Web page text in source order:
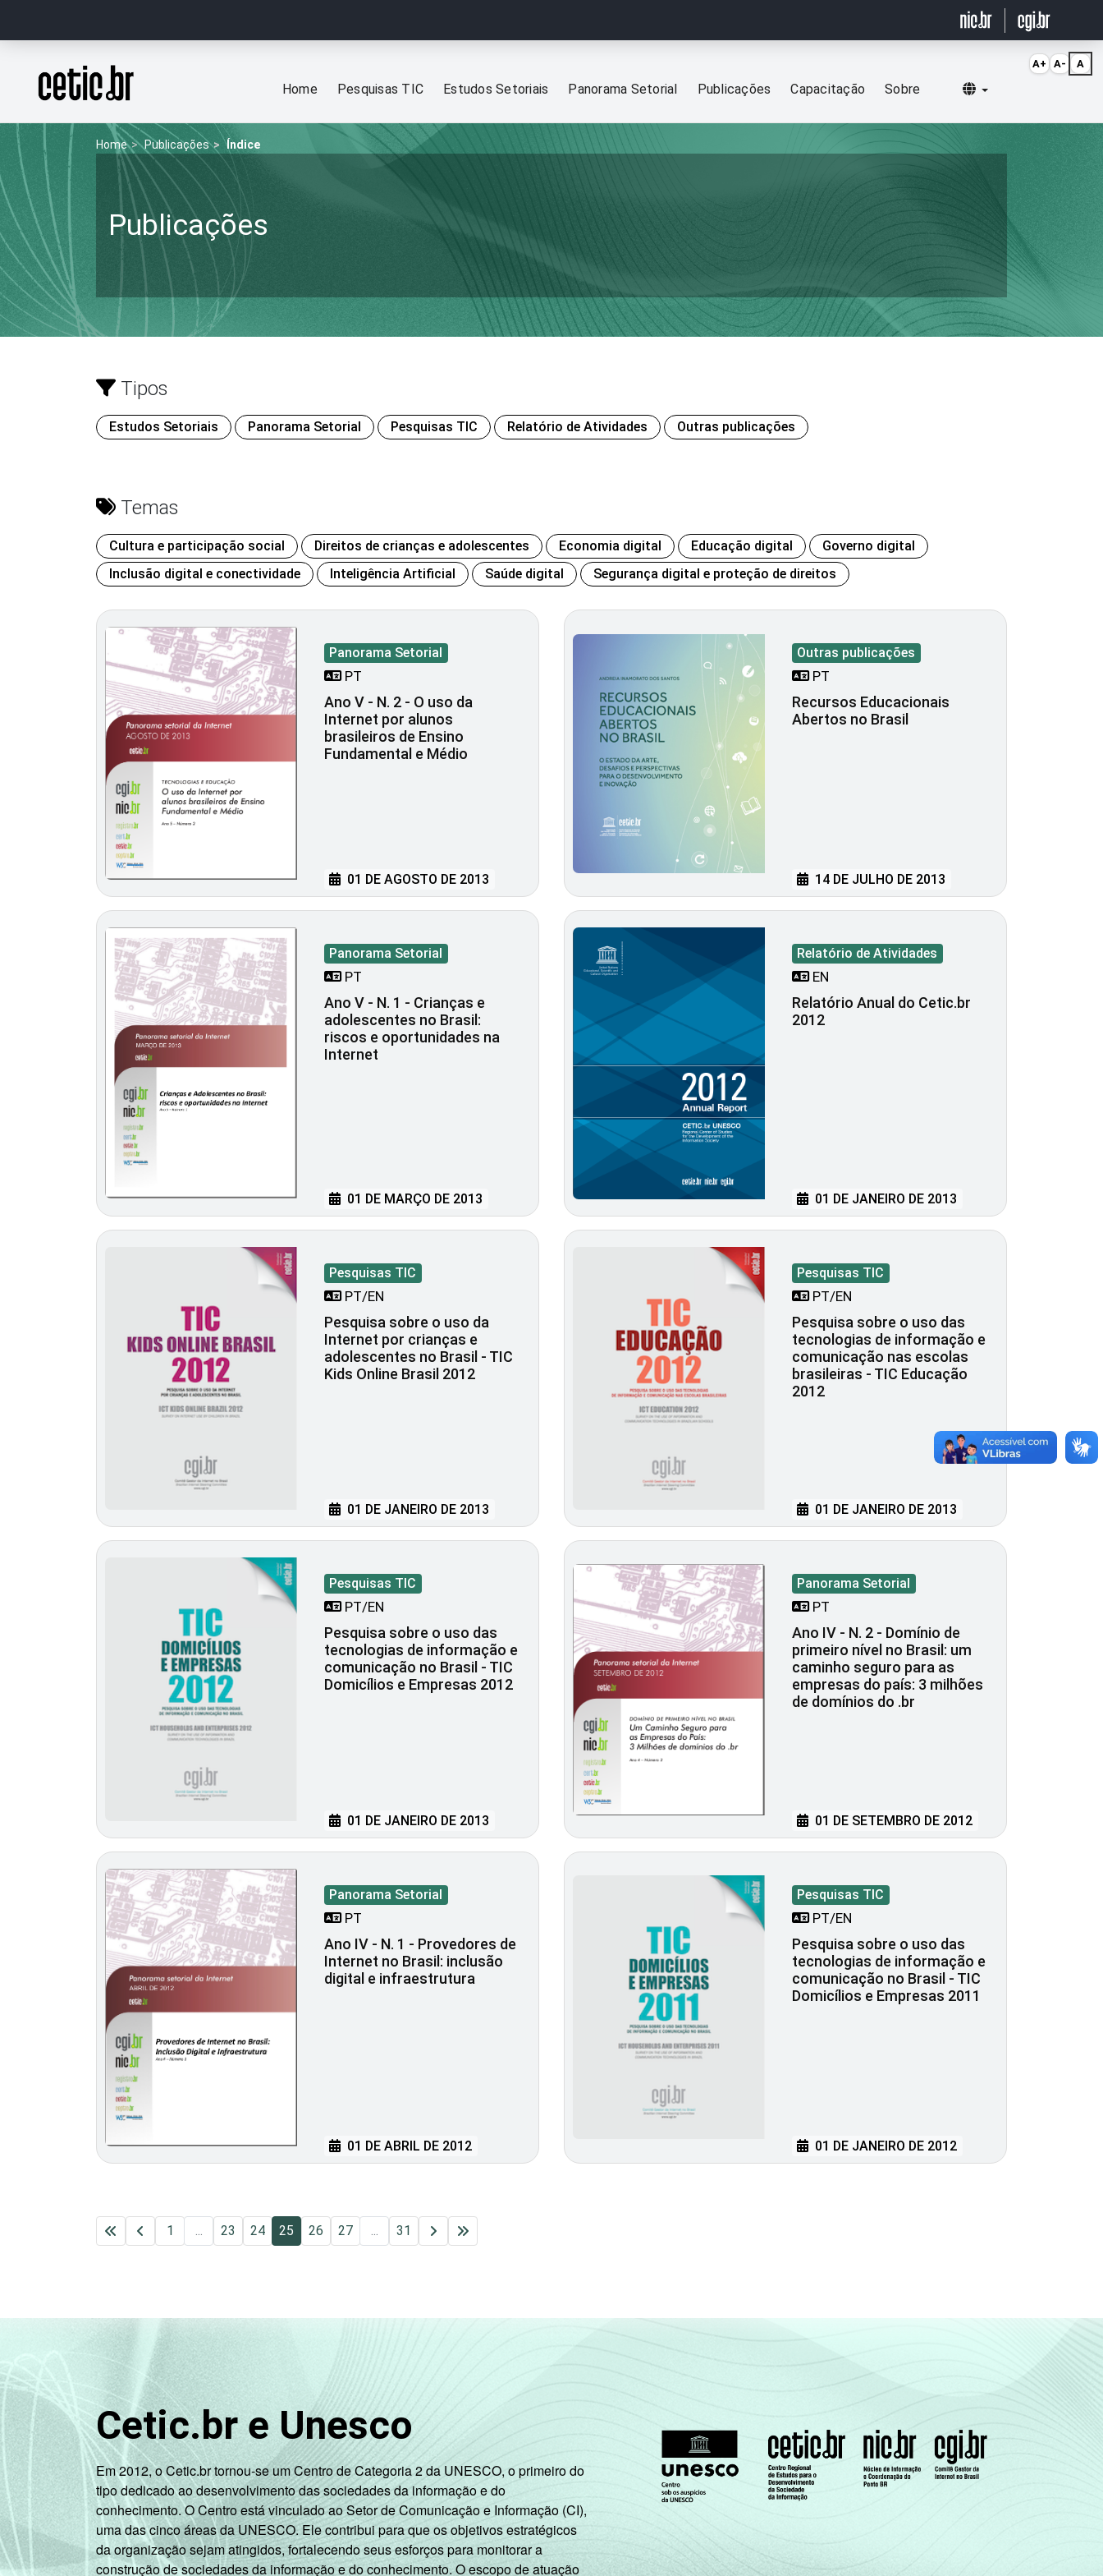
Página inicial
Home Pesquisas TIC Estudos Setoriais Panorama Setorial Publicações Capacitação Sobre Selecionar idioma
Home Publicações Índice
Publicações
Tipos
Estudos Setoriais Panorama Setorial Pesquisas TIC Relatório de Atividades Outras publicações
Temas
Cultura e participação social Direitos de crianças e adolescentes Economia digital Educação digital
Governo digital
Inclusão digital e conectividade
Inteligência Artificial Saúde digital Segurança digital e proteção de direitos
Panorama Setorial
PT
Ano V - N. 2 - O uso da
Internet por alunos
brasileiros de Ensino
Fundamental e Médio
01 DE AGOSTO DE 2013
Outras publicações
PT
Recursos Educacionais
Abertos no Brasil
14 DE JULHO DE 2013
Panorama Setorial
PT
Ano V - N. 1 - Crianças e
adolescentes no Brasil:
riscos e oportunidades na
Internet
01 DE MARÇO DE 2013
Relatório de Atividades
EN
Relatório Anual do Cetic.br
2012
01 DE JANEIRO DE 2013
Pesquisas TIC
PT/EN
Pesquisa sobre o uso da
Internet por crianças e
adolescentes no Brasil - TIC
Kids Online Brasil 2012
01 DE JANEIRO DE 2013
Pesquisas TIC
PT/EN
Pesquisa sobre o uso das
tecnologias de informação e
comunicação nas escolas
brasileiras - TIC Educação
2012
01 DE JANEIRO DE 2013
Pesquisas TIC
PT/EN
Pesquisa sobre o uso das
tecnologias de informação e
comunicação no Brasil - TIC
Domicílios e Empresas 2012
01 DE JANEIRO DE 2013
Panorama Setorial
PT
Ano IV - N. 2 - Domínio de
primeiro nível no Brasil: um
caminho seguro para as
empresas do país: 3 milhões
de domínios do .br
01 DE SETEMBRO DE 2012
Panorama Setorial
PT
Ano IV - N. 1 - Provedores de
Internet no Brasil: inclusão
digital e infraestrutura
01 DE ABRIL DE 2012
Pesquisas TIC
PT/EN
Pesquisa sobre o uso das
tecnologias de informação e
comunicação no Brasil - TIC
Domicílios e Empresas 2011
01 DE JANEIRO DE 2012
1 23 24 25 26 27 31
Cetic.br e Unesco
Em 2012, o Cetic.br tornou-se um Centro de Categoria 2 da UNESCO, o primeiro do
tipo dedicado ao desenvolvimento das sociedades da informação e do
conhecimento. O Centro está vinculado ao Setor de Comunicação e Informação (CI),
uma das cinco áreas da UNESCO. Ele contribui para que os objetivos estratégicos
da organização sejam atingidos, fortalecendo seus esforços para monitorar a
construção de sociedades da informação e do conhecimento. O escopo de atuação
A+ A- A